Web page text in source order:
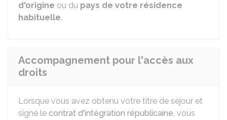
d'origine ou du pays de votre résidence
habituelle.
Accompagnement pour l'accès aux
droits
Lorsque vous avez obtenu votre titre de séjour et
signé le contrat d'intégration républicaine, vous